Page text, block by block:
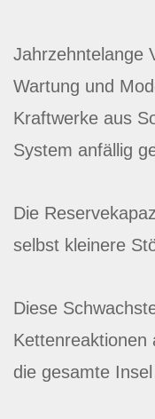
Jahrzehntelange
Wartung und
Kraftwerke aus
System anfällig
Die
selbst kleinere
Diese
Kettenreaktionen
die gesamte